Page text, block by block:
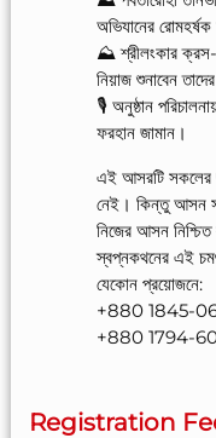
অভিযানের রোমহর্ষক
⛰️ শ্রীলংকার ক্রস-
নিয়াজ শুনাবেন
🎙️ অনুষ্ঠান
ফরহান জামান।
এই আসরটি সকলের
নেই। কিন্তু আসন
নিজের আসন
স্বপ্নকথনের এই
যেকোন প্রয়োজনে:
+880 1845-
+880 1794-
Registration